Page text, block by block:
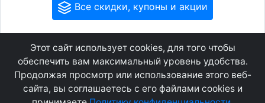
Все скидки, купоны и акции
GEOWAP.MOBI© 2007 - 2021
Соглашение
О сайте
Этот сайт использует cookies, для того чтобы
обеспечить вам максимальный уровень удобства.
Продолжая просмотр или использование этого веб-
сайта, вы соглашаетесь с его файлами cookies и